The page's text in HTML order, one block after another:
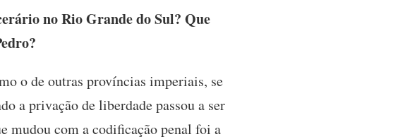
no Rio Grande do Sul? Que
o de outras províncias imperiais, se
a privação de liberdade passou a ser
mudou com a codificação penal foi a